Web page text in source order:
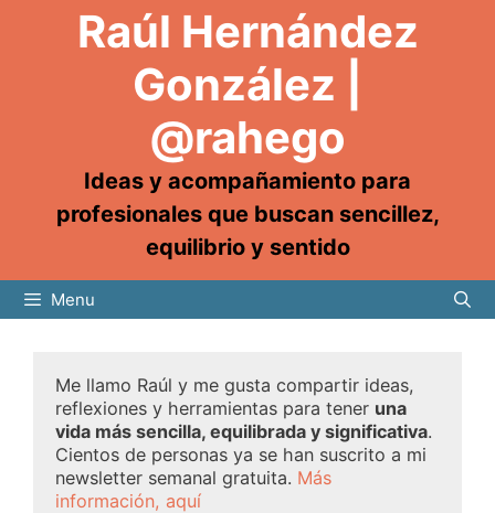
Raúl Hernández
González |
@rahego
Ideas y acompañamiento para
profesionales que buscan sencillez,
equilibrio y sentido
Menu
Me llamo Raúl y me gusta compartir ideas,
reflexiones y herramientas para tener una
vida más sencilla, equilibrada y significativa.
Cientos de personas ya se han suscrito a mi
newsletter semanal gratuita. Más
información, aquí